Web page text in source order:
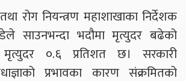
रोग नियन्त्रण महाशाखाका निर्देशक
साउनभन्दा भदौमा मृत्युदर बढेको
०.६ प्रतिशत छ। सरकारी
प्रभावका कारण संक्रमितको